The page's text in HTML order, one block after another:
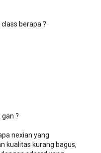
berapa ?
?
nexian yang
kualitas kurang bagus,